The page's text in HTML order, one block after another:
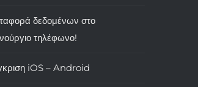
δεδομένων στο
τηλέφωνο!
iOS – Android